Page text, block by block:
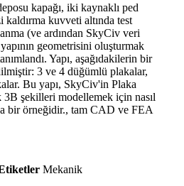
kapağı, iki kaynaklı ped
kuvveti altında test
(ve ardından SkyCiv veri
geometrisini oluşturmak
Yapı, aşağıdakilerin bir
3 ve 4 düğümlü plakalar,
Bu yapı, SkyCiv'in Plaka
3B şekilleri modellemek için nasıl
bir örneğidir., tam CAD ve FEA
Mekanik